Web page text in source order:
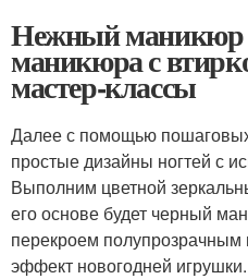
Нежный маникюр
маникюра с
мастер-классы
Далее с помощью
простые дизайны ногтей с
Выполним цветной
его основе будет черный
перекроем полупрозрачным
эффект новогодней игрушки.